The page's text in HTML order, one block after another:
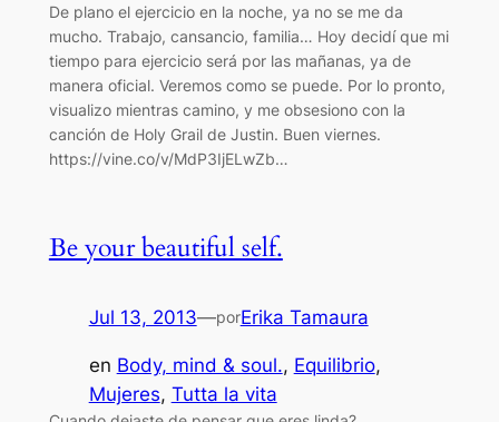
De plano el ejercicio en la noche, ya no se me da
mucho. Trabajo, cansancio, familia… Hoy decidí que mi
tiempo para ejercicio será por las mañanas, ya de
manera oficial. Veremos como se puede. Por lo pronto,
visualizo mientras camino, y me obsesiono con la
canción de Holy Grail de Justin. Buen viernes.
https://vine.co/v/MdP3IjELwZb…
Be your beautiful self.
Jul 13, 2013—porErika Tamaura
en Body, mind & soul., Equilibrio
Mujeres, Tutta la vita